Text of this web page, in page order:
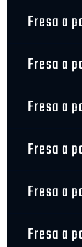
Fresa a
Fresa a
Fresa a
Fresa a
Fresa a
Fresa a